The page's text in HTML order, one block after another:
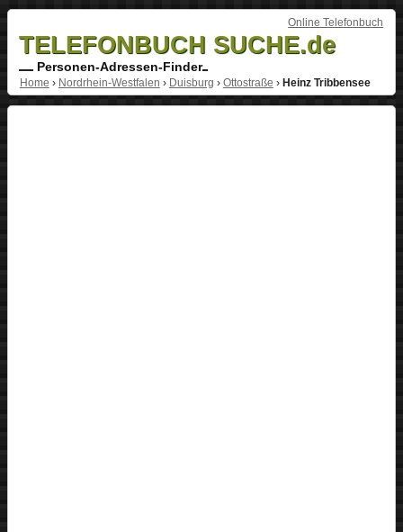
Online Telefonbuch
TELEFONBUCH SUCHE.de
Personen-Adressen-Finder
Home › Nordrhein-Westfalen › Duisburg › Ottostraße › Heinz Tribbensee